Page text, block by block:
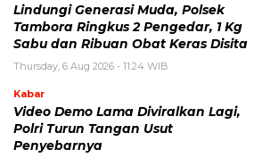
Lindungi Generasi Muda, Polsek
Tambora Ringkus 2 Pengedar, 1 Kg
Sabu dan Ribuan Obat Keras Disita
Thursday, 6 Aug 2026 - 11:24 WIB
Kabar
Video Demo Lama Diviralkan Lagi,
Polri Turun Tangan Usut
Penyebarnya